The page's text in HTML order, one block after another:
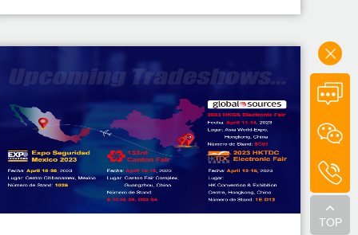
TOP
enero, hora local, y dura 3 días.